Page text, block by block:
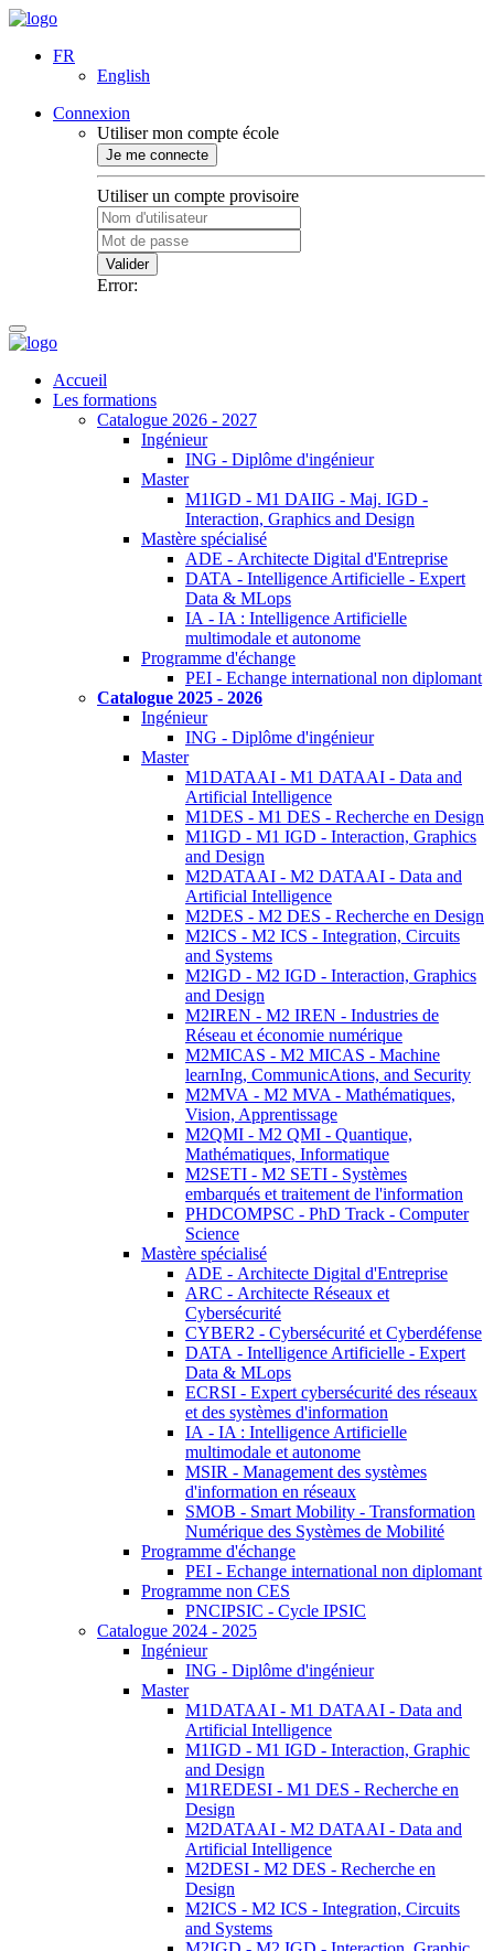
FR
English
Connexion
Utiliser mon compte école
Je me connecte
Utiliser un compte provisoire
Valider
Error:
Accueil
Les formations
Catalogue 2026 - 2027
Ingénieur
ING - Diplôme d'ingénieur
Master
M1IGD - M1 DAIIG - Maj. IGD -
Interaction, Graphics and Design
Mastère spécialisé
ADE - Architecte Digital d'Entreprise
DATA - Intelligence Artificielle - Expert
Data & MLops
IA - IA : Intelligence Artificielle
multimodale et autonome
Programme d'échange
PEI - Echange international non diplomant
Catalogue 2025 - 2026
Ingénieur
ING - Diplôme d'ingénieur
Master
M1DATAAI - M1 DATAAI - Data and
Artificial Intelligence
M1DES - M1 DES - Recherche en Design
M1IGD - M1 IGD - Interaction, Graphics
and Design
M2DATAAI - M2 DATAAI - Data and
Artificial Intelligence
M2DES - M2 DES - Recherche en Design
M2ICS - M2 ICS - Integration, Circuits
and Systems
M2IGD - M2 IGD - Interaction, Graphics
and Design
M2IREN - M2 IREN - Industries de
Réseau et économie numérique
M2MICAS - M2 MICAS - Machine
learnIng, CommunicAtions, and Security
M2MVA - M2 MVA - Mathématiques,
Vision, Apprentissage
M2QMI - M2 QMI - Quantique,
Mathématiques, Informatique
M2SETI - M2 SETI - Systèmes
embarqués et traitement de l'information
PHDCOMPSC - PhD Track - Computer
Science
Mastère spécialisé
ADE - Architecte Digital d'Entreprise
ARC - Architecte Réseaux et
Cybersécurité
CYBER2 - Cybersécurité et Cyberdéfense
DATA - Intelligence Artificielle - Expert
Data & MLops
ECRSI - Expert cybersécurité des réseaux
et des systèmes d'information
IA - IA : Intelligence Artificielle
multimodale et autonome
MSIR - Management des systèmes
d'information en réseaux
SMOB - Smart Mobility - Transformation
Numérique des Systèmes de Mobilité
Programme d'échange
PEI - Echange international non diplomant
Programme non CES
PNCIPSIC - Cycle IPSIC
Catalogue 2024 - 2025
Ingénieur
ING - Diplôme d'ingénieur
Master
M1DATAAI - M1 DATAAI - Data and
Artificial Intelligence
M1IGD - M1 IGD - Interaction, Graphic
and Design
M1REDESI - M1 DES - Recherche en
Design
M2DATAAI - M2 DATAAI - Data and
Artificial Intelligence
M2DESI - M2 DES - Recherche en
Design
M2ICS - M2 ICS - Integration, Circuits
and Systems